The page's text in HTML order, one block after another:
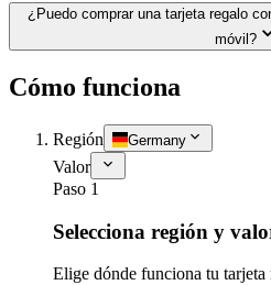
¿Puedo comprar una tarjeta regalo
móvil?
Cómo funciona
Región Germany
Valor
Paso 1
Selecciona región y
Elige dónde funciona tu tarjeta